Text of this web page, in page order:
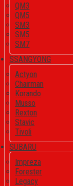
QM3
QM5
SM3
SM5
SM7
SSANGYONG
Actyon
Chairman
Korando
Musso
Rexton
Stavic
Tivoli
SUBARU
Impreza
Forester
Legacy